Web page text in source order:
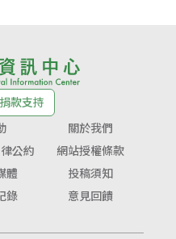
捐款支持
關於我們
公約
網站授權條款
體
投稿須知
錄 意見回饋